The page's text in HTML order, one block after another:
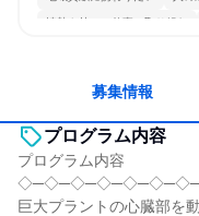
情熱を持って仕事に取り組む
募集情報
プログラム内容
プログラム内容
巨大プラントの心臓部を動